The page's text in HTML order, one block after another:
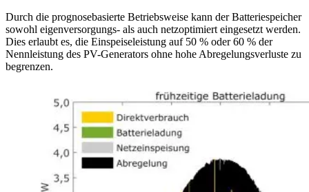
Durch die prognosebasierte Betriebsweise kann der Batteriespeicher
sowohl eigenversorgungs- als auch netzoptimiert eingesetzt werden.
Dies erlaubt es, die Einspeiseleistung auf 50 % oder 60 % der
Nennleistung des PV-Generators ohne hohe Abregelungsverluste zu
begrenzen.